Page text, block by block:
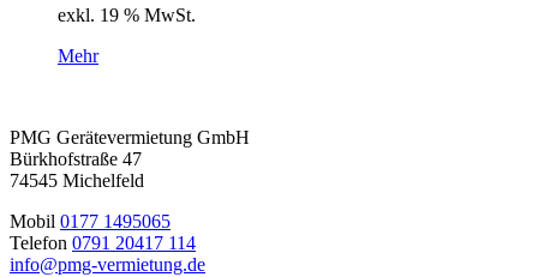
exkl. 19 % MwSt.
Mehr
PMG Gerätevermietung GmbH
Bürkhofstraße 47
74545 Michelfeld
Mobil 0177 1495065
Telefon 0791 20417 114
info@pmg-vermietung.de